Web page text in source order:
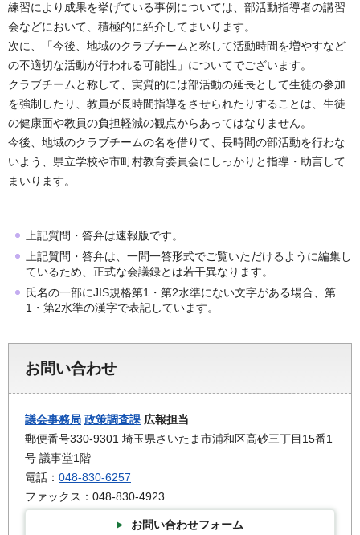
練習により成果を挙げている事例については、部活動指導者の講習
会などにおいて、積極的に紹介してまいります。
次に、「今後、地域のクラブチームと称して活動時間を増やすなど
の不適切な活動が行われる可能性」についてでございます。
クラブチームと称して、実質的には部活動の延長として生徒の参加
を強制したり、教員が長時間指導をさせられたりすることは、生徒
の健康面や教員の負担軽減の観点からあってはなりません。
今後、地域のクラブチームの名を借りて、長時間の部活動を行わな
いよう、県立学校や市町村教育委員会にしっかりと指導・助言して
まいります。
上記質問・答弁は速報版です。
上記質問・答弁は、一問一答形式でご覧いただけるように編集し
ているため、正式な会議録とは若干異なります。
氏名の一部にJIS規格第1・第2水準にない文字がある場合、第
1・第2水準の漢字で表記しています。
お問い合わせ
議会事務局 政策調査課 広報担当
郵便番号330-9301 埼玉県さいたま市浦和区高砂三丁目15番1
号 議事堂1階
電話： 048-830-6257
ファックス：048-830-4923
お問い合わせフォーム